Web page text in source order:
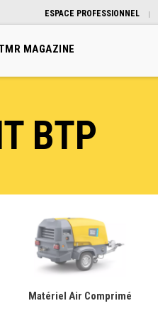
ESPACE PROFESSIONNEL
MAGAZINE
BTP
Matériel Air Comprimé